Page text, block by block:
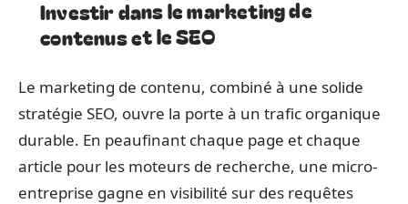
Investir dans le marketing de
contenus et le SEO
Le marketing de contenu, combiné à une solide
stratégie SEO, ouvre la porte à un trafic organique
durable. En peaufinant chaque page et chaque
article pour les moteurs de recherche, une micro-
entreprise gagne en visibilité sur des requêtes